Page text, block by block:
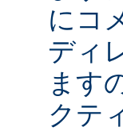
にコ
ディ
ます
クテ